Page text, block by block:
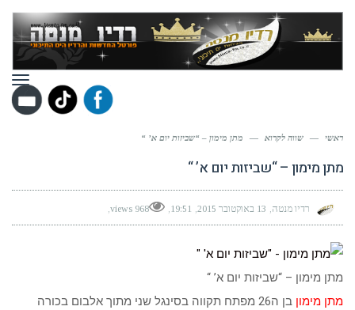
ראשי — שווה לקרוא — מתן מימון – “שביזות יום א’ “
מתן מימון – “שביזות יום א’ “
רדיו מנטה 13 באוקטובר 2015 19:51
968 views
מתן מימון – “שביזות יום א’ “
מתן מימון
בן ה26 מפתח תקווה בסינגל שני מתוך אלבום בכורה